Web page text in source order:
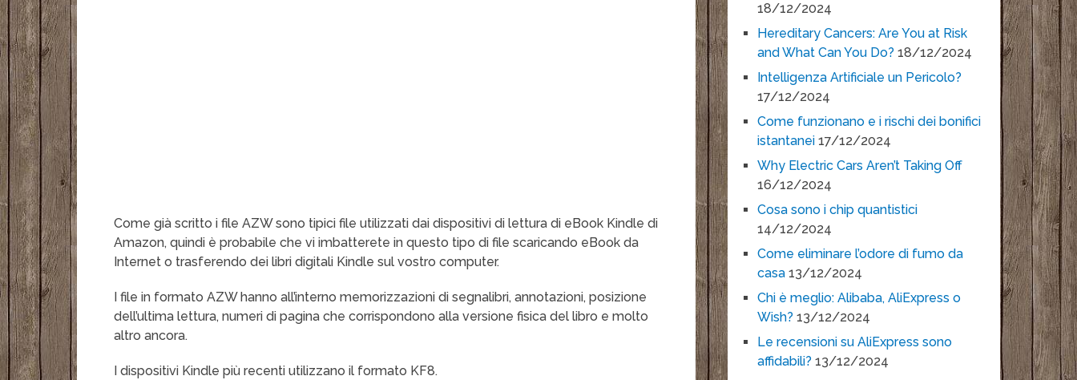
Come già scritto i file AZW sono tipici file utilizzati dai dispositivi di lettura di eBook Kindle di
Amazon, quindi è probabile che vi imbatterete in questo tipo di file scaricando eBook da
Internet o trasferendo dei libri digitali Kindle sul vostro computer.
I file in formato AZW hanno all’interno memorizzazioni di segnalibri, annotazioni, posizione
dell’ultima lettura, numeri di pagina che corrispondono alla versione fisica del libro e molto
altro ancora.
I dispositivi Kindle più recenti utilizzano il formato KF8.
18/12/2024
Hereditary Cancers: Are You at Risk
and What Can You Do? 18/12/2024
Intelligenza Artificiale un Pericolo?
17/12/2024
Come funzionano e i rischi dei bonifici
istantanei 17/12/2024
Why Electric Cars Aren’t Taking Off
16/12/2024
Cosa sono i chip quantistici
14/12/2024
Come eliminare l’odore di fumo da
casa 13/12/2024
Chi è meglio: Alibaba, AliExpress o
Wish? 13/12/2024
Le recensioni su AliExpress sono
affidabili? 13/12/2024